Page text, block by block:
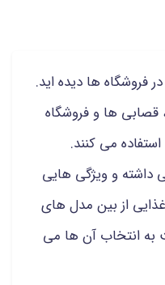
در فروشگاه ها دیده اید.
قصابی ها و فروشگاه
می کنند.
داشته و ویژگی هایی
از بین مدل های
انتخاب آن ها می